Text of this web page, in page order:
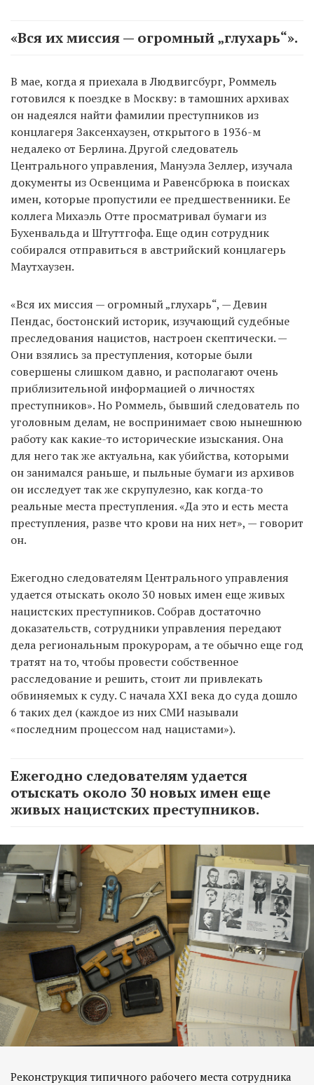
«Вся их миссия — огромный „глухарь“».
В мае, когда я приехала в Людвигсбург, Роммель
готовился к поездке в Москву: в тамошних архивах
он надеялся найти фамилии преступников из
концлагеря Заксенхаузен, открытого в 1936-м
недалеко от Берлина. Другой следователь
Центрального управления, Мануэла Зеллер, изучала
документы из Освенцима и Равенсбрюка в поисках
имен, которые пропустили ее предшественники. Ее
коллега Михаэль Отте просматривал бумаги из
Бухенвальда и Штуттгофа. Еще один сотрудник
собирался отправиться в австрийский концлагерь
Маутхаузен.
«Вся их миссия — огромный „глухарь“, — Девин
Пендас, бостонский историк, изучающий судебные
преследования нацистов, настроен скептически. —
Они взялись за преступления, которые были
совершены слишком давно, и располагают очень
приблизительной информацией о личностях
преступников». Но Роммель, бывший следователь по
уголовным делам, не воспринимает свою нынешнюю
работу как какие-то исторические изыскания. Она
для него так же актуальна, как убийства, которыми
он занимался раньше, и пыльные бумаги из архивов
он исследует так же скрупулезно, как когда-то
реальные места преступления. «Да это и есть места
преступления, разве что крови на них нет», — говорит
он.
Ежегодно следователям Центрального управления
удается отыскать около 30 новых имен еще живых
нацистских преступников. Собрав достаточно
доказательств, сотрудники управления передают
дела региональным прокурорам, а те обычно еще год
тратят на то, чтобы провести собственное
расследование и решить, стоит ли привлекать
обвиняемых к суду. С начала XXI века до суда дошло
6 таких дел (каждое из них СМИ называли
«последним процессом над нацистами»).
Ежегодно следователям удается
отыскать около 30 новых имен еще
живых нацистских преступников.
Реконструкция типичного рабочего места сотрудника